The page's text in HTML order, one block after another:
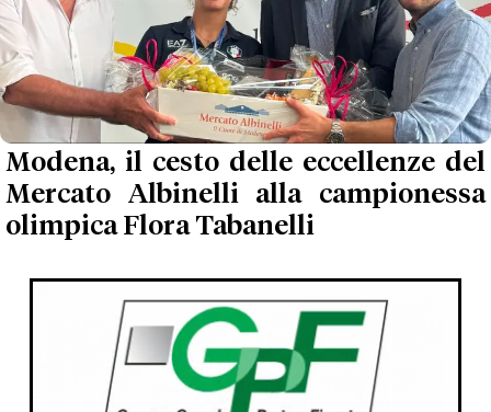
Modena, il cesto delle eccellenze del
Mercato Albinelli alla campionessa
olimpica Flora Tabanelli